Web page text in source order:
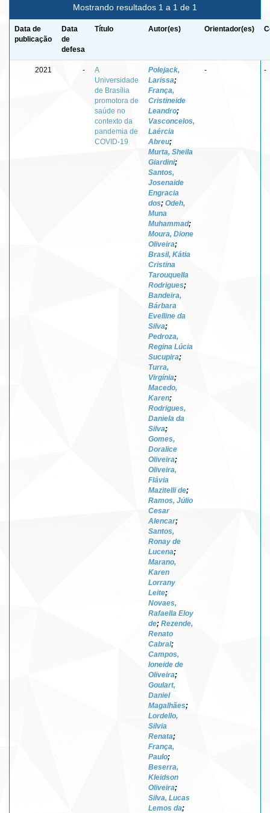
Mostrando resultados 1 a 1 de 1
Data de
publicação
Data
de
defesa
Título Autor(es) Orientador(es)
2021 -
A
Universidade
de Brasília
promotora de
saúde no
contexto da
pandemia de
COVID-19
Polejack,
Larissa;
França,
Cristineide
Leandro;
Vasconcelos,
Laércia
Abreu;
Murta, Sheila
Giardini;
Santos,
Josenaide
Engracia
dos; Odeh,
Muna
Muhammad;
Moura, Dione
Oliveira;
Brasil, Kátia
Cristina
Tarouquella
Rodrigues;
Bandeira,
Bárbara
Evelline da
Silva;
Pedroza,
Regina Lúcia
Sucupira;
Turra,
Virgínia;
Macedo,
Karen;
Rodrigues,
Daniela da
Silva;
Gomes,
Doralice
Oliveira;
Oliveira,
Flávia
Mazitelli de;
Ramos, Júlio
Cesar
Alencar;
Santos,
Ronay de
Lucena;
Marano,
Karen
Lorrany
Leite;
Novaes,
Rafaella Eloy
de; Rezende,
Renato
Cabral;
Campos,
Ioneide de
Oliveira;
Goulart,
Daniel
Magalhães;
Lordello,
Silvia
Renata;
França,
Paulo;
Beserra,
Kleidson
Oliveira;
Silva, Lucas
Lemos da;
- -